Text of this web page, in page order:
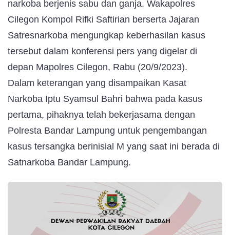
narkoba berjenis sabu dan ganja. Wakapolres
Cilegon Kompol Rifki Saftirian berserta Jajaran
Satresnarkoba mengungkap keberhasilan kasus
tersebut dalam konferensi pers yang digelar di
depan Mapolres Cilegon, Rabu (20/9/2023).
Dalam keterangan yang disampaikan Kasat
Narkoba Iptu Syamsul Bahri bahwa pada kasus
pertama, pihaknya telah bekerjasama dengan
Polresta Bandar Lampung untuk pengembangan
kasus tersangka berinisial M yang saat ini berada di
Satnarkoba Bandar Lampung.